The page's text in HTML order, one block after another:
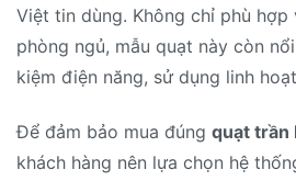
Việt tin dùng. Không chỉ phù hợp
phòng ngủ, mẫu quạt này còn
kiệm điện năng, sử dụng linh
Để đảm bảo mua đúng quạt trần
khách hàng nên lựa chọn hệ